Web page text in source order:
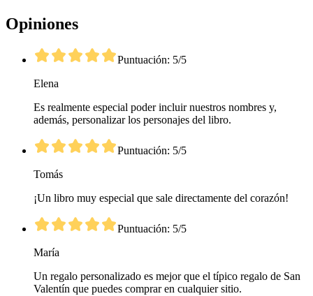
Opiniones
Puntuación: 5/5
Elena
Es realmente especial poder incluir nuestros nombres y,
además, personalizar los personajes del libro.
Puntuación: 5/5
Tomás
¡Un libro muy especial que sale directamente del corazón!
Puntuación: 5/5
María
Un regalo personalizado es mejor que el típico regalo de San
Valentín que puedes comprar en cualquier sitio.